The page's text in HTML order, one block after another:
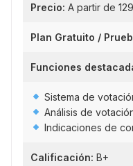
Precio: A partir de
Plan Gratuito /
Funciones
Sistema de
Análisis de
Indicaciones de
Calificación: B+